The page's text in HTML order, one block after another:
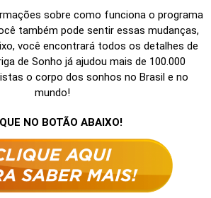
sobre como funciona o programa
também pode sentir essas mudanças,
você encontrará todos os detalhes de
de Sonho já ajudou mais de 100.000
o corpo dos sonhos no Brasil e no
mundo!
NO BOTÃO ABAIXO!